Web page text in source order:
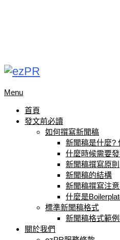
Menu
首頁
發文前必讀
如何撰寫新聞稿
新聞稿是什麼?
什麼時候需要
新聞稿撰寫原則
新聞稿的結構
新聞稿撰寫注
什麼是
標準新聞稿格式
新聞稿格式範
關於我們